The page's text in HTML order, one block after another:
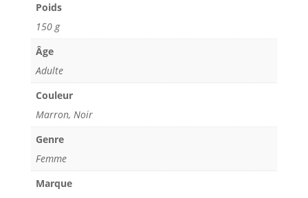
Poids
150 g
Âge
Adulte
Couleur
Marron, Noir
Genre
Femme
Marque